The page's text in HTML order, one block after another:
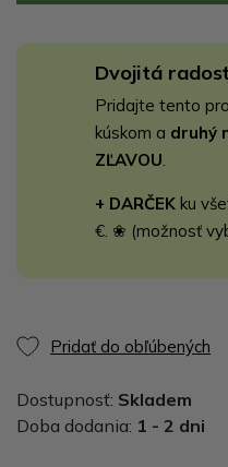
Dvojitá
Pridajte tento
kúskom a druhý
ZĽAVOU
+ DARČEK ku
€. ❀ (možnosť
Pridať do obľúbených
Dostupnosť: Skladem
Doba dodania: 1 - 2 dni